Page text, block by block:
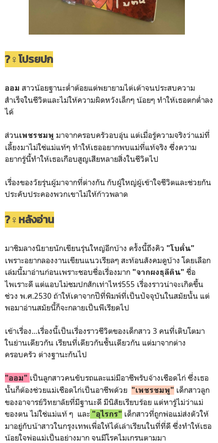
?‍♀️โปรยปก
ออม สาวน้อยฐานะต่ำต้อยแต่พยายามไต่เต้าจนประสบความ
สำเร็จในชีวิตและไม่ให้ความผิดหวังเล็กๆ น้อยๆ ทำให้เธอตกต่ำลง
ได้
ส่วนเพชรชมพู มาจากครอบครัวอบอุ่น แต่เมื่อรู้ความจริงว่าแม่ที่
เลี้ยงมาไม่ใช่แม่แท้ๆ ทำให้เธออยากพบแม่ที่แท้จริง ซึ่งความ
อยากรู้นี้ทำให้เธอเกือบสูญเสียหลายสิ่งในชีวิตไป
เรื่องของวัยรุ่นผู้มาจากที่ต่างกัน กับผู้ใหญ่ผู้เข้าใจชีวิตและช่วยกัน
ประคับประคองพวกเขาไม่ให้ก้าวพลาด
?‍♀️หลังอ่าน
มาชิมลางนิยายนักเขียนรุ่นใหญ่อีกบ้าง ครั้งนี้ถึงคิว "โบตั๋น"
เพราะอยากลองงานเขียนแนวเรียลๆ สะท้อนสังคมดูบ้าง โดยเลือก
เล่มนี้มาอ่านก่อนเพราะชอบชื่อเรื่องมาก "จากผงธุลีดิน" ชื่อ
ไพเราะดี แต่แอบไม่ชมปกสักเท่าไหร่555 เรื่องราวน่าจะเกิดขึ้น
ช่วง พ.ศ.2530 ถ้าให้เดาจากปีที่พิมพ์ที่เป็นปัจจุบันในสมัยนั้น แต่
พอมาอ่านสมัยนี้ก็จะกลายเป็นพีเรียดไป
เข้าเรื่อง...เรื่องนี้เป็นเรื่องราวชีวิตของเด็กสาว 3 คนที่เติบโตมา
ในย่านเดียวกัน เรียนที่เดียวกันชั้นเดียวกัน แต่มาจากต่าง
ครอบครัว ต่างฐานะกันไป
"ออม" เป็นลูกสาวคนขับรถและแม่มีอาชีพรับจ้างเชือดไก่ ซึ่งเธอ
นั้นก็ต้องช่วยแม่เชือดไก่เป็นอาชีพด้วย "เพชรชมพู" เด็กสาวลูก
ของอาจารย์วิทยาลัยที่มีฐานะดี มีนิสัยเรียบร้อย แต่หารู้ไม่ว่าแม่
ของตน ไม่ใช่แม่แท้ ๆ และ "อุไรกร" เด็กสาวที่ถูกพ่อแม่ส่งตัวให้
มาอยู่กับน้าสาวในกรุงเทพเพื่อให้ได้เล่าเรียนในที่ที่ดี ซึ่งทำให้เธอ
น้อยใจพ่อแม่เป็นอย่างมาก จนมีโรคไมเกรนตามมา